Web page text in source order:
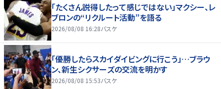
「たくさん説得したって感じではない」マクシー、レ
ブロンの“リクルート活動”を語る
2026/08/08 16:28バスケ
「優勝したらスカイダイビングに行こう」…ブラウ
ン、新生シクサーズの交流を明かす
2026/08/08 15:53バスケ